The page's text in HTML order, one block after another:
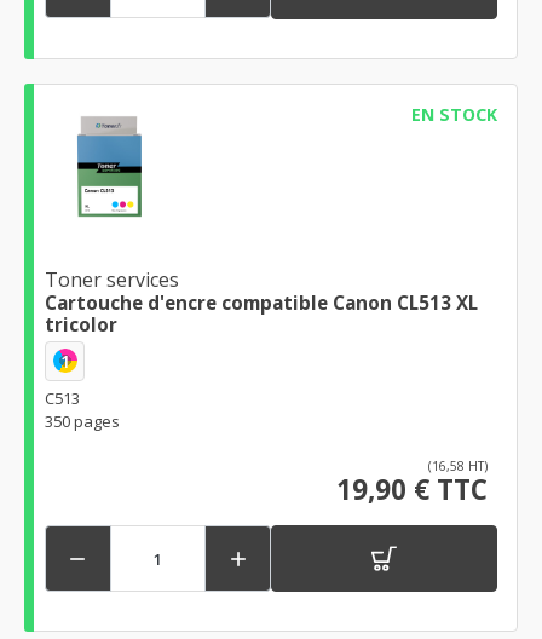
EN STOCK
Toner services
Cartouche d'encre compatible Canon CL513 XL
tricolor
1
C513
350 pages
(16,58 HT)
19,90 € TTC
 